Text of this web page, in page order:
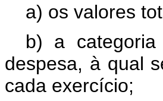
a) os valores
b) a categoria
despesa, à qual
cada exercício;